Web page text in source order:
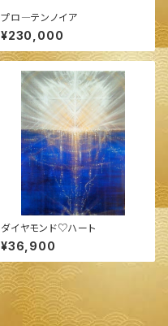
プロ―テンノイア
¥230,000
ダイヤモンド♡ハート
¥36,900